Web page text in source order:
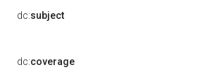
dc:subject
dc:coverage